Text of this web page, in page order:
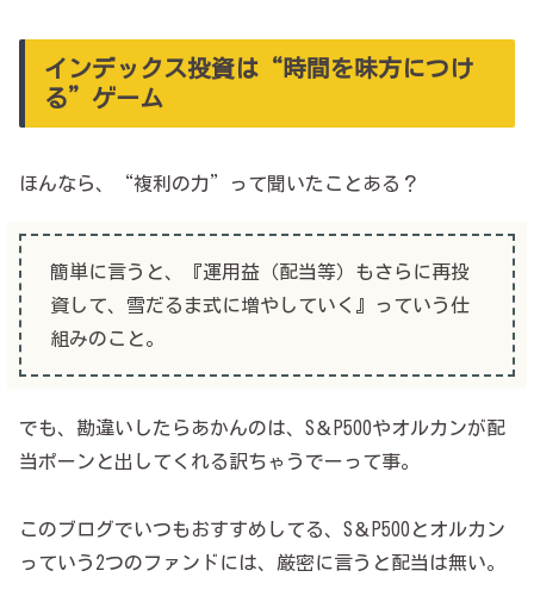
インデックス投資は“時間を味方につけ
る”ゲーム
ほんなら、“複利の力”って聞いたことある？
簡単に言うと、『運用益（配当等）もさらに再投
資して、雪だるま式に増やしていく』っていう仕
組みのこと。
でも、勘違いしたらあかんのは、S＆P500やオルカンが配
当ポーンと出してくれる訳ちゃうでーって事。
このブログでいつもおすすめしてる、S＆P500とオルカン
っていう2つのファンドには、厳密に言うと配当は無い。